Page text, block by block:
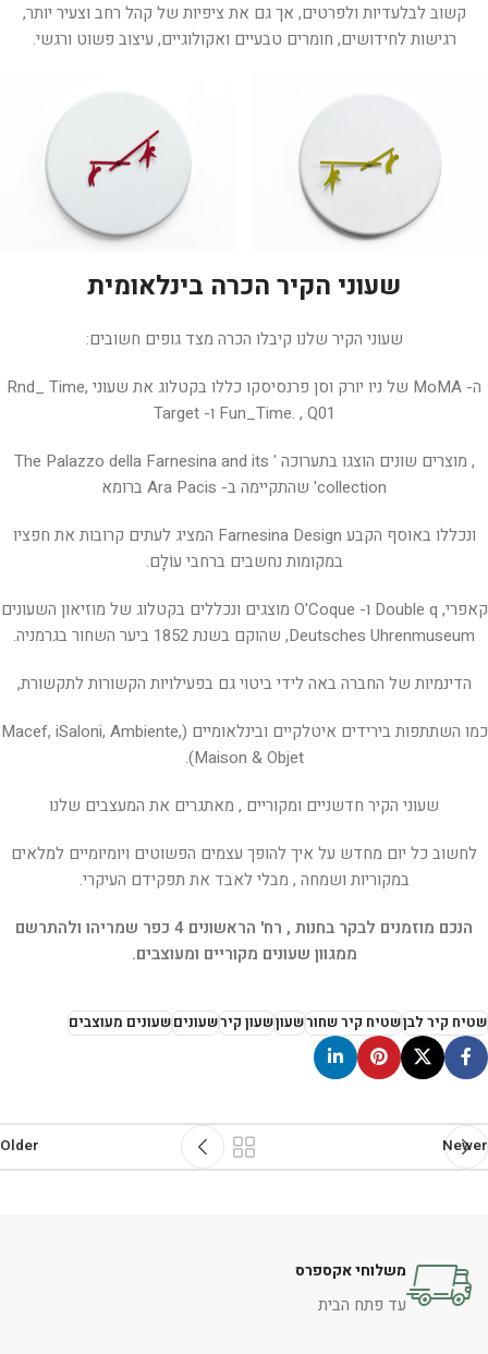
קשוב לבלעדיות ולפרטים, אך גם את ציפיות של קהל רחב וצעיר יותר,
רגישות לחידושים, חומרים טבעיים ואקולוגיים, עיצוב פשוט ורגשי.
שעוני הקיר הכרה בינלאומית
שעוני הקיר שלנו קיבלו הכרה מצד גופים חשובים:
ה- MoMA של ניו יורק וסן פרנסיסקו כללו בקטלוג את שעוני Rnd_ Time,
Fun_Time. , Q01 ו- Target
, מוצרים שונים הוצגו בתערוכה ' The Palazzo della Farnesina and its
collection' שהתקיימה ב- Ara Pacis ברומא
ונכללו באוסף הקבע Farnesina Design המציג לעתים קרובות את חפציו
במקומות נחשבים ברחבי עוֹלָם.
קאפרי, Double q ו- O'Coque מוצגים ונכללים בקטלוג של מוזיאון השעונים
Deutsches Uhrenmuseum, שהוקם בשנת 1852 ביער השחור בגרמניה.
הדינמיות של החברה באה לידי ביטוי גם בפעילויות הקשורות לתקשורת,
כמו השתתפות בירידים איטלקיים ובינלאומיים (Macef, iSaloni, Ambiente,
Maison & Objet).
שעוני הקיר חדשניים ומקוריים , מאתגרים את המעצבים שלנו
לחשוב כל יום מחדש על איך להופך עצמים הפשוטים ויומיומיים למלאים
במקוריות ושמחה , מבלי לאבד את תפקידם העיקרי.
הנכם מוזמנים לבקר בחנות , רח' הראשונים 4 כפר שמריהו ולהתרשם
ממגוון שעונים מקוריים ומעוצבים.
שטיח קיר לבןשטיח קיר שחורשעוןשעון קירשעוניםשעונים מעוצבים
Newer
Older
משלוחי אקספרס
עד פתח הבית